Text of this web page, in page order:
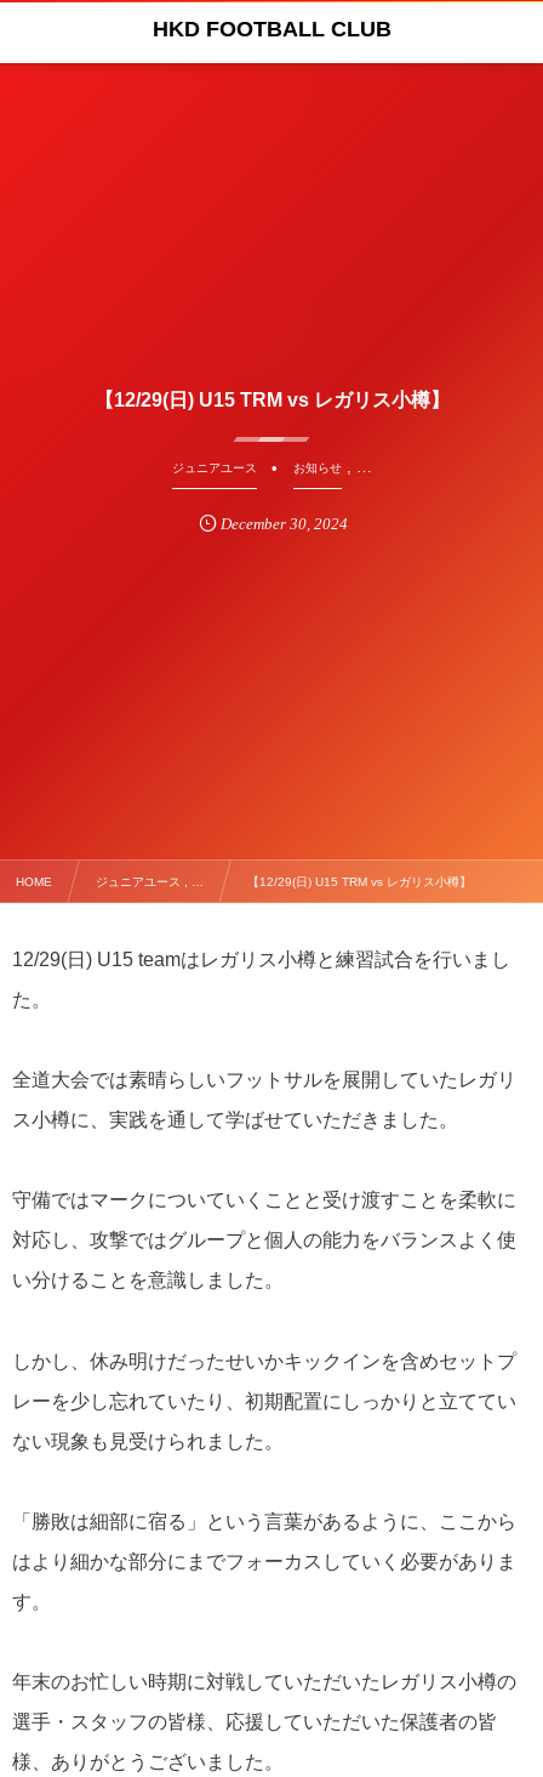
HKD FOOTBALL CLUB
【12/29(日) U15 TRM vs レガリス小樽】
ジュニアユース お知らせ, …
December 30,2024
HOME ジュニアユース , … 【12/29(日) U15 TRM vs レガリス小樽】
12/29(日) U15 teamはレガリス小樽と練習試合を行いまし
た。
全道大会では素晴らしいフットサルを展開していたレガリ
ス小樽に、実践を通して学ばせていただきました。
守備ではマークについていくことと受け渡すことを柔軟に
対応し、攻撃ではグループと個人の能力をバランスよく使
い分けることを意識しました。
しかし、休み明けだったせいかキックインを含めセットプ
レーを少し忘れていたり、初期配置にしっかりと立ててい
ない現象も見受けられました。
「勝敗は細部に宿る」という言葉があるように、ここから
はより細かな部分にまでフォーカスしていく必要がありま
す。
年末のお忙しい時期に対戦していただいたレガリス小樽の
選手・スタッフの皆様、応援していただいた保護者の皆
様、ありがとうございました。